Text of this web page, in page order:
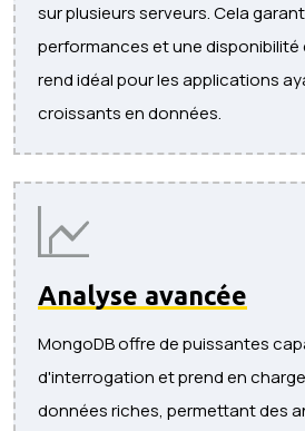
sur plusieurs serveurs. Cela
performances et une disponibilité
rend idéal pour les applications
croissants en données.
Analyse avancée
MongoDB offre de puissantes
d'interrogation et prend en
données riches, permettant des